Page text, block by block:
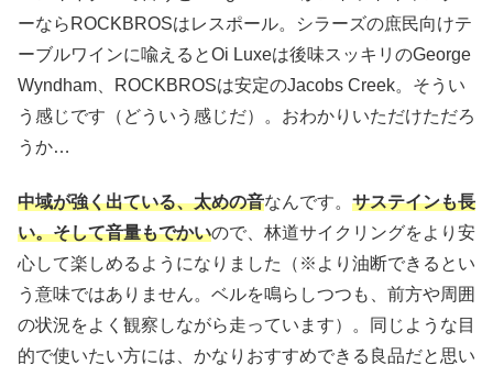
ーならROCKBROSはレスポール。シラーズの庶民向けテ
ーブルワインに喩えるとOi Luxeは後味スッキリのGeorge
Wyndham、ROCKBROSは安定のJacobs Creek。そうい
う感じです（どういう感じだ）。おわかりいただけただろ
うか…
中域が強く出ている、太めの音なんです。 サステインも長
い。そして音量もでかいので、林道サイクリングをより安
心して楽しめるようになりました（※より油断できるとい
う意味ではありません。ベルを鳴らしつつも、前方や周囲
の状況をよく観察しながら走っています）。同じような目
的で使いたい方には、かなりおすすめできる良品だと思い